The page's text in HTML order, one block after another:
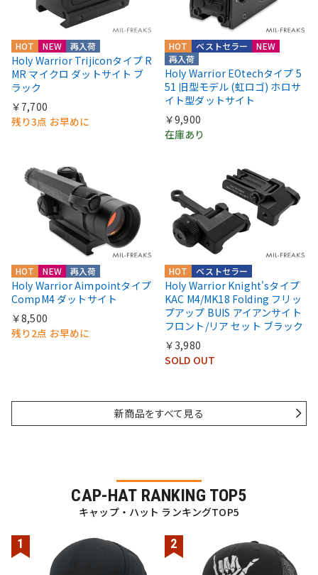
HOT NEW 再入荷
Holy Warrior Trijiconタイプ R
MR マイクロ ダットサイト ブ
ラック
￥7,700
残り3点 お早めに
HOT
NEW
再入荷
ベストセラー
Holy Warrior EOtechタイプ 5
51 旧型モデル (虹ロゴ) ホロサ
イト型ダットサイト
￥9,900
在庫あり
HOT NEW 再入荷
Holy Warrior Aimpointタイプ
CompM4 ダットサイト
￥8,500
残り2点 お早めに
HOT ベストセラー
Holy Warrior Knight'sタイプ
KAC M4/MK18 Folding フリッ
プアップ BUIS アイアンサイト
フロント/リア セット ブラック
￥3,980
SOLD OUT
新商品をすべて見る
CAP-HAT RANKING TOP5
キャップ・ハット ランキングTOP5